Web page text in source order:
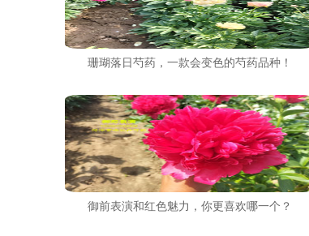
珊瑚落日芍药，一款会变色的芍药品种！
御前表演和红色魅力，你更喜欢哪一个？